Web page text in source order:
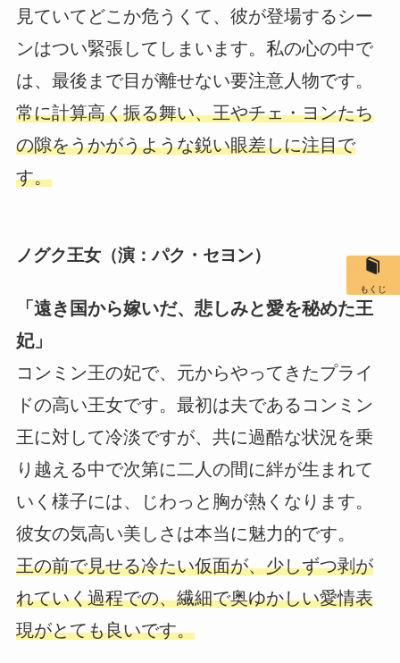
見ていてどこか危うくて、彼が登場するシー
ンはつい緊張してしまいます。私の心の中で
は、最後まで目が離せない要注意人物です。
常に計算高く振る舞い、王やチェ・ヨンたち
の隙をうかがうような鋭い眼差しに注目で
す。
ノグク王女（演：パク・セヨン）
「遠き国から嫁いだ、悲しみと愛を秘めた王
妃」
コンミン王の妃で、元からやってきたプライ
ドの高い王女です。最初は夫であるコンミン
王に対して冷淡ですが、共に過酷な状況を乗
り越える中で次第に二人の間に絆が生まれて
いく様子には、じわっと胸が熱くなります。
彼女の気高い美しさは本当に魅力的です。
王の前で見せる冷たい仮面が、少しずつ剥が
れていく過程での、繊細で奥ゆかしい愛情表
現がとても良いです。
もくじ